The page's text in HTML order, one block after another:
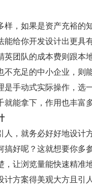
样，如果是资产充裕的
能给你开发设计出更具
英团队的成本费则跟本
不充足的中小企业，则
是手动式实际操作，
就能拿下，作用也丰富
人，就务必好好地设计
搞好呢？这就想要你多
，让浏览量能快速精准
计方案得美观大方且引